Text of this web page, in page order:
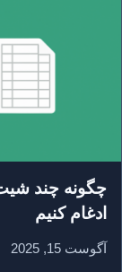
ادغام کنیم
آگوست 15, 2025